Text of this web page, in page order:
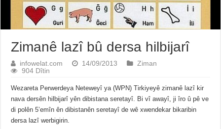
Zimanê lazî bû dersa hilbijarî
infowelat.com 14/09/2013
Ziman
904 Dîtin
Wezareta Perwerdeya Neteweyî ya (WPN) Tirkiyeyê zimanê lazî kir
nava dersên hilbijarî yên dibistana seretayî. Bi vî awayî, ji îro û pê ve
di polên 5’emîn ên dibistanên seretayî de wê xwendekar bikaribin
dersa lazî werbigirin.